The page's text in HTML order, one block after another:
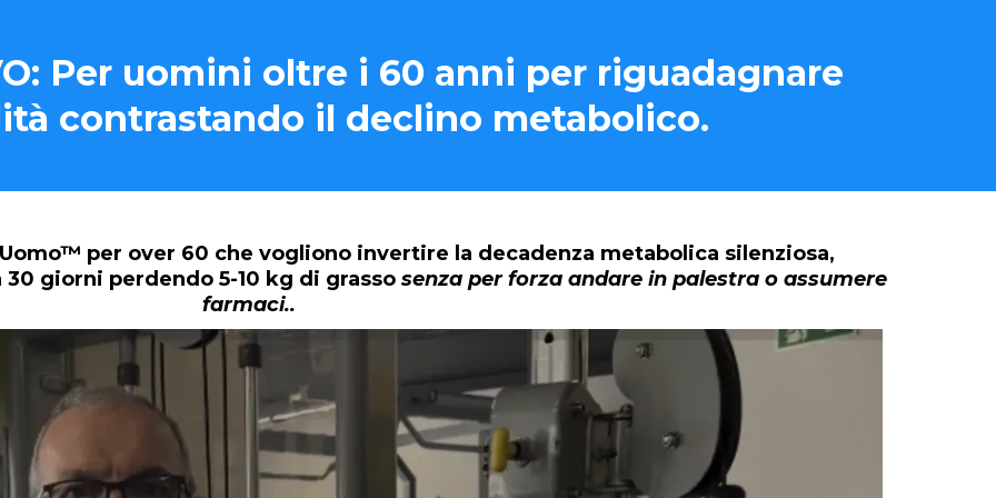
Per uomini oltre i 60 anni per riguadagnare
contrastando il declino metabolico.
per over 60 che voglionoinvertire la decadenza metabolica silenziosa,
giorni perdendo 5-10 kg di grasso senza per forza andare in palestra o assumere
farmaci..